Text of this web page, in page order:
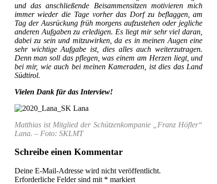
und das anschließende Beisammensitzen motivieren mich
immer wieder die Tage vorher das Dorf zu beflaggen, am
Tag der Ausrückung früh morgens aufzustehen oder jegliche
anderen Aufgaben zu erledigen. Es liegt mir sehr viel daran,
dabei zu sein und mitzuwirken, da es in meinen Augen eine
sehr wichtige Aufgabe ist, dies alles auch weiterzutragen.
Denn man soll das pflegen, was einem am Herzen liegt, und
bei mir, wie auch bei meinen Kameraden, ist dies das Land
Südtirol.
Vielen Dank für das Interview!
Matthias ist Mitglied der Schützenkompanie „Franz Höfler“
Lana. – Foto: SKLMT
Schreibe einen Kommentar
Deine E-Mail-Adresse wird nicht veröffentlicht.
Erforderliche Felder sind mit * markiert